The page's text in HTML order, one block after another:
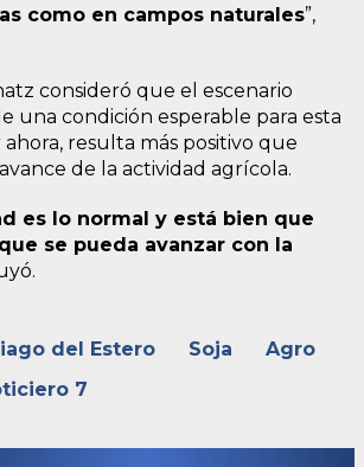
como en campos naturales”,
consideró que el escenario
una condición esperable para esta
resulta más positivo que
de la actividad agrícola.
es lo normal y está bien que
se pueda avanzar con la
del Estero Soja
Agro
7